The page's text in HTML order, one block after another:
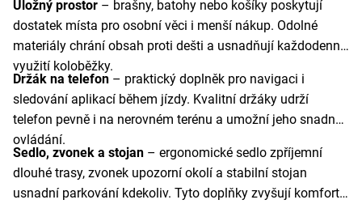
Úložný prostor – brašny, batohy nebo košíky poskytují
dostatek místa pro osobní věci i menší nákup. Odolné
materiály chrání obsah proti dešti a usnadňují každodenní
využití koloběžky.
Držák na telefon – praktický doplněk pro navigaci i
sledování aplikací během jízdy. Kvalitní držáky udrží
telefon pevně i na nerovném terénu a umožní jeho snadné
ovládání.
Sedlo, zvonek a stojan – ergonomické sedlo zpříjemní
dlouhé trasy, zvonek upozorní okolí a stabilní stojan
usnadní parkování kdekoliv. Tyto doplňky zvyšují komfort i